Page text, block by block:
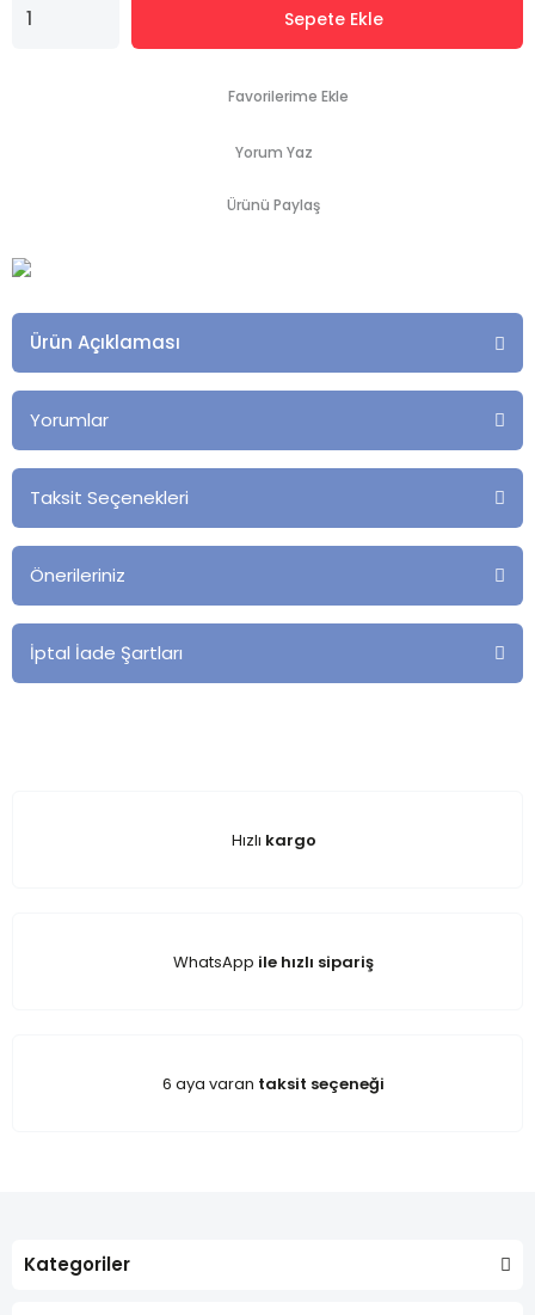
Sepete Ekle
Yorum Yaz
Ürünü Paylaş
Ürün Açıklaması
Yorumlar
Taksit Seçenekleri
Önerileriniz
İptal İade Şartları
Hızlı kargo
WhatsApp ile hızlı sipariş
6 aya varan taksit seçeneği
Kategoriler